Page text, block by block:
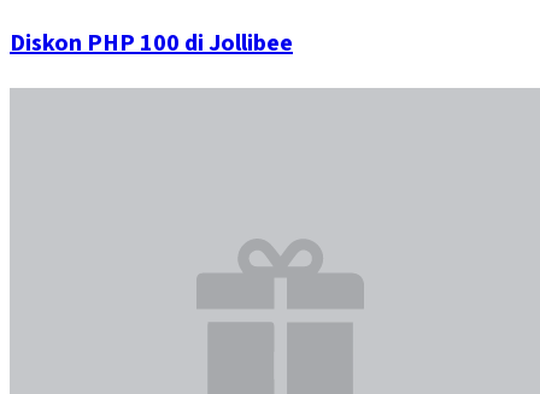
Diskon PHP 100 di Jollibee